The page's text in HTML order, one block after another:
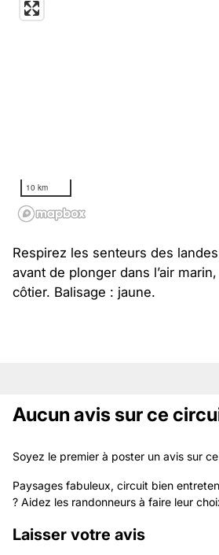
10 km
Respirez les senteurs des
avant de plonger dans l’air
côtier. Balisage : jaune.
Aucun avis sur ce
Soyez le premier à poster un avis sur
Paysages fabuleux, circuit bien
? Aidez les randonneurs à faire leur
Laisser votre avis